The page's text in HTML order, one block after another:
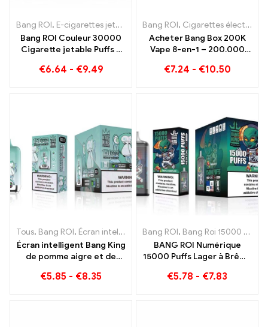
Bang ROI, E-cigarettes jetables Lituanie ,E-cigarettes jetables
Bang ROI Couleur 30000
Cigarette jetable Puffs à
Energy Watermelon
€6.64 - €9.49
Bang ROI, Cigarettes électroniques jetables
Acheter Bang Box 200K
Vape 8-en-1 – 200.000
saveurs
€7.24 - €10.50
Tous, Bang ROI, Écran intelligent Bang King 15000 Bouffée , E-
Écran intelligent Bang King
de pomme aigre et de
expérience de vape
€5.85 - €8.35
Bang ROI, Bang Roi 15000 Bouffées
BANG ROI Numérique
15000 Puffs Lager à Brême
€5.78 - €7.83